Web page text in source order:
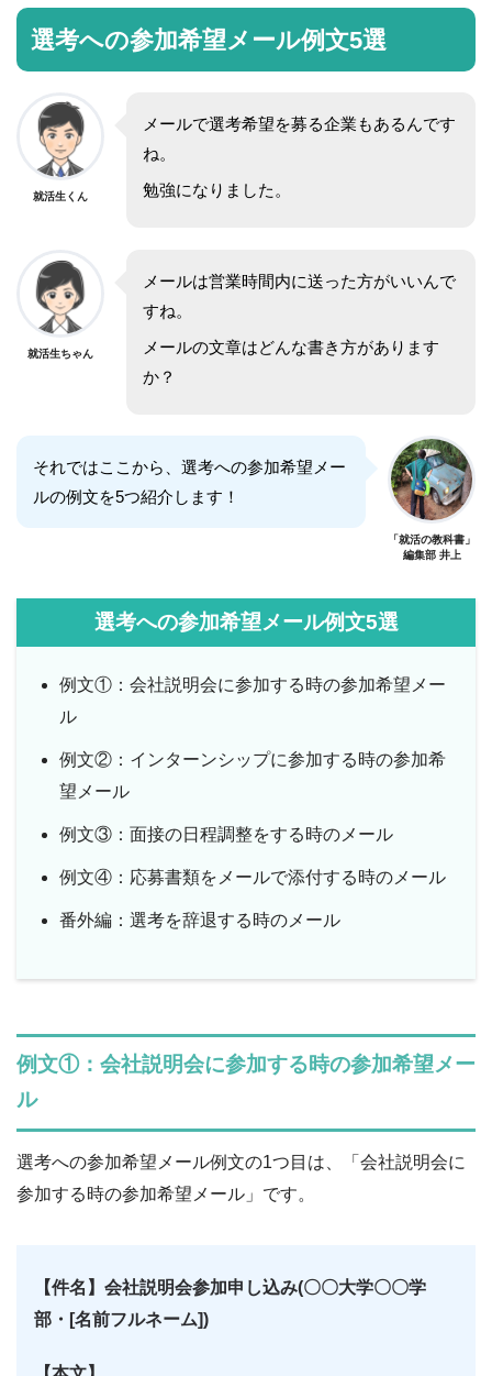
選考への参加希望メール例文5選
就活生くん
メールで選考希望を募る企業もあるんです
ね。
勉強になりました。
就活生ちゃん
メールは営業時間内に送った方がいいんで
すね。
メールの文章はどんな書き方があります
か？
それではここから、選考への参加希望メー
ルの例文を5つ紹介します！
「就活の教科書」
編集部 井上
選考への参加希望メール例文5選
例文①：会社説明会に参加する時の参加希望メー
ル
例文②：インターンシップに参加する時の参加希
望メール
例文③：面接の日程調整をする時のメール
例文④：応募書類をメールで添付する時のメール
番外編：選考を辞退する時のメール
例文①：会社説明会に参加する時の参加希望メー
ル
選考への参加希望メール例文の1つ目は、「会社説明会に
参加する時の参加希望メール」です。
【件名】会社説明会参加申し込み(〇〇大学〇〇学
部・[名前フルネーム])